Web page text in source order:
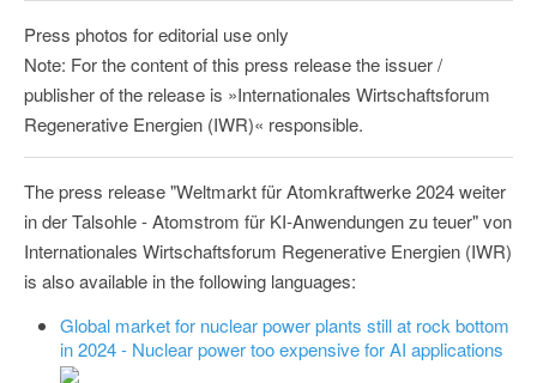
Press photos for editorial use only
Note: For the content of this press release the issuer /
publisher of the release is »Internationales Wirtschaftsforum
Regenerative Energien (IWR)« responsible.
The press release "Weltmarkt für Atomkraftwerke 2024 weiter
in der Talsohle - Atomstrom für KI-Anwendungen zu teuer" von
Internationales Wirtschaftsforum Regenerative Energien (IWR)
is also available in the following languages:
Global market for nuclear power plants still at rock bottom
in 2024 - Nuclear power too expensive for AI applications